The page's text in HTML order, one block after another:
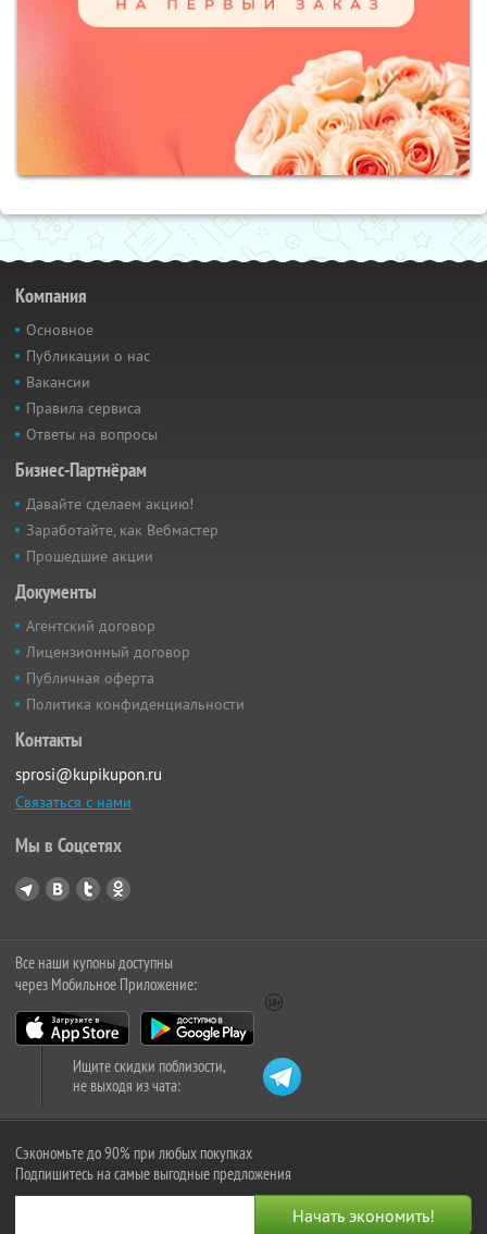
Компания
Основное
Публикации о нас
Вакансии
Правила сервиса
Ответы на вопросы
Бизнес-Партнёрам
Давайте сделаем акцию!
Заработайте, как Вебмастер
Прошедшие акции
Документы
Агентский договор
Лицензионный договор
Публичная оферта
Политика конфиденциальности
Контакты
sprosi@kupikupon.ru
Связаться с нами
Мы в Соцсетях
Все наши купоны доступны
через Мобильное Приложение:
Ищите скидки поблизости,
не выходя из чата:
Сэкономьте до 90% при любых покупках
Подпишитесь на самые выгодные предложения